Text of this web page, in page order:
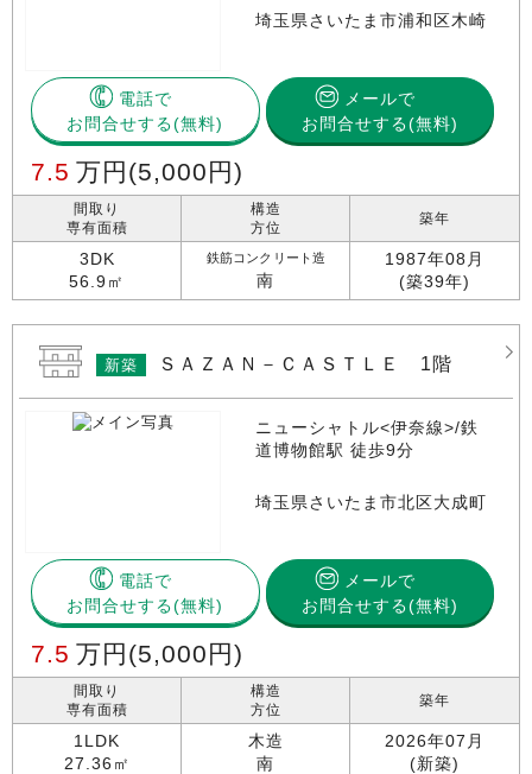
埼玉県さいたま市浦和区木崎
電話で
お問合せする
メールで
お問合せする(無料)
7.5 万円 (5,000円)
間取り
専有面積
3DK
56.9㎡
構造
方位
鉄筋コンクリート造
南
築年
1987年08月
(築39年)
新築 ＳＡＺＡＮ－ＣＡＳＴＬＥ 1階
ニューシャトル<伊奈線>/鉄
道博物館駅 徒歩9分
埼玉県さいたま市北区大成町
電話で
お問合せする
メールで
お問合せする(無料)
7.5 万円 (5,000円)
間取り
専有面積
1LDK
27.36㎡
構造
方位
木造
南
築年
2026年07月
(新築)